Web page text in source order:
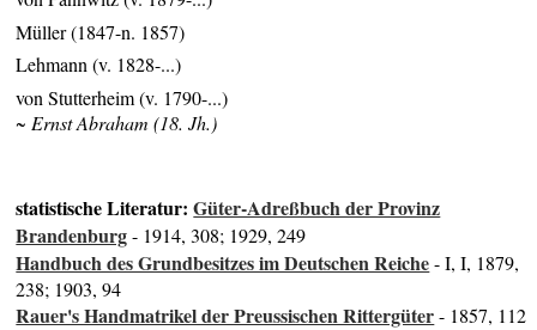
Müller (1847-n. 1857)
Lehmann (v. 1828-...)
von Stutterheim (v. 1790-...)
~ Ernst Abraham (18. Jh.)
statistische Literatur:Güter-Adreßbuch der Provinz
Brandenburg- 1914, 308; 1929, 249
Handbuch des Grundbesitzes im Deutschen Reiche- I, I, 1879,
238; 1903, 94
Rauer's Handmatrikel der Preussischen Rittergüter- 1857, 112